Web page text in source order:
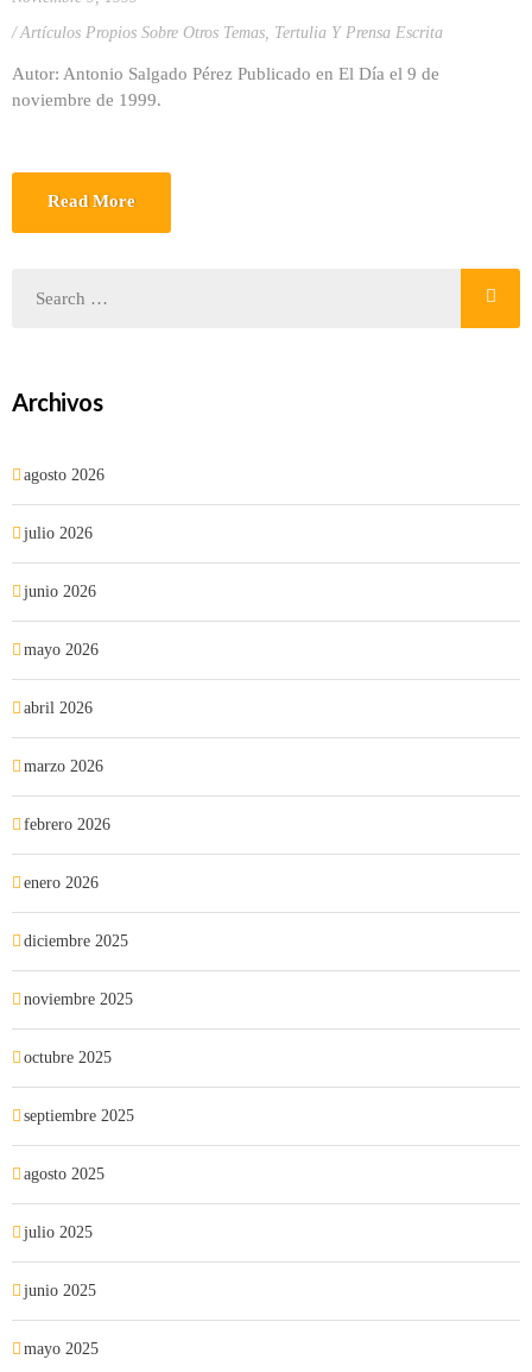
Artículos Propios Sobre Otros Temas, Tertulia Y Prensa Escrita
Autor: Antonio Salgado Pérez Publicado en El Día el 9 de
noviembre de 1999.
Read More
Archivos
agosto 2026
julio 2026
junio 2026
mayo 2026
abril 2026
marzo 2026
febrero 2026
enero 2026
diciembre 2025
noviembre 2025
octubre 2025
septiembre 2025
agosto 2025
julio 2025
junio 2025
mayo 2025